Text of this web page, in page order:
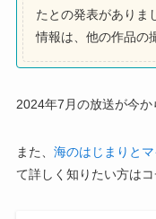
たとの発表がありま
情報は、他の作品の
2024年7月の放送が今か
また、 海のはじまりと
て詳しく知りたい方は